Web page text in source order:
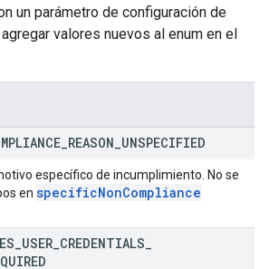
un parámetro de configuración de
valores nuevos al enum en el
REASON UNSPECIFIED
específico de incumplimiento. No se
en specificNonCompliance
USER CREDENTIALS